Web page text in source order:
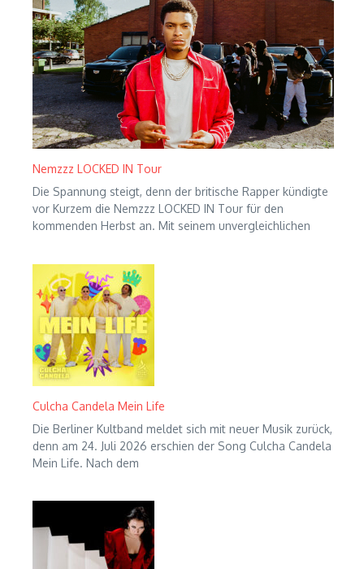
Nemzzz LOCKED IN Tour
Die Spannung steigt, denn der britische Rapper kündigte
vor Kurzem die Nemzzz LOCKED IN Tour für den
kommenden Herbst an. Mit seinem unvergleichlichen
Culcha Candela Mein Life
Die Berliner Kultband meldet sich mit neuer Musik zurück,
denn am 24. Juli 2026 erschien der Song Culcha Candela
Mein Life. Nach dem